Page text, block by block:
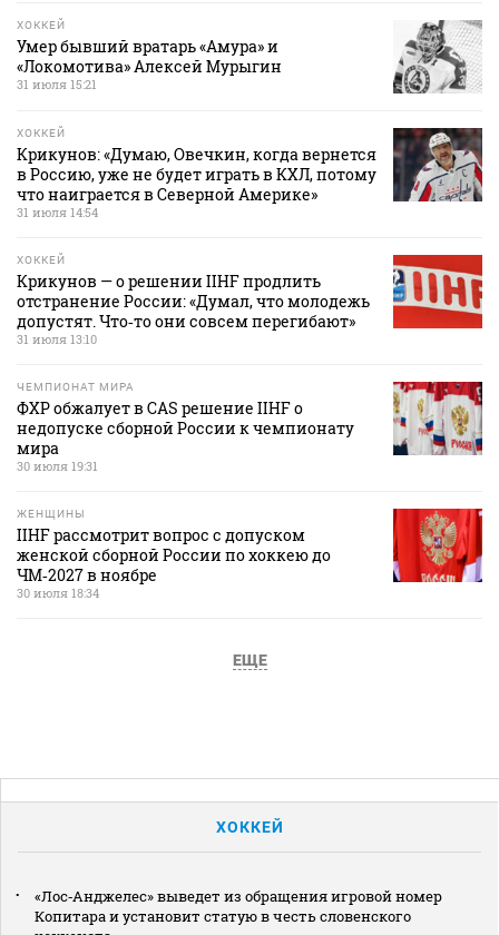
ХОККЕЙ
Умер бывший вратарь «Амура» и
«Локомотива» Алексей Мурыгин
31 июля 15:21
ХОККЕЙ
Крикунов: «Думаю, Овечкин, когда вернется
в Россию, уже не будет играть в КХЛ, потому
что наиграется в Северной Америке»
31 июля 14:54
ХОККЕЙ
Крикунов — о решении IIHF продлить
отстранение России: «Думал, что молодежь
допустят. Что‑то они совсем перегибают»
31 июля 13:10
ЧЕМПИОНАТ МИРА
ФХР обжалует в CAS решение IIHF о
недопуске сборной России к чемпионату
мира
30 июля 19:31
ЖЕНЩИНЫ
IIHF рассмотрит вопрос с допуском
женской сборной России по хоккею до
ЧМ‑2027 в ноябре
30 июля 18:34
ЕЩЕ
ХОККЕЙ
«Лос‑Анджелес» выведет из обращения игровой номер
Копитара и установит статую в честь словенского